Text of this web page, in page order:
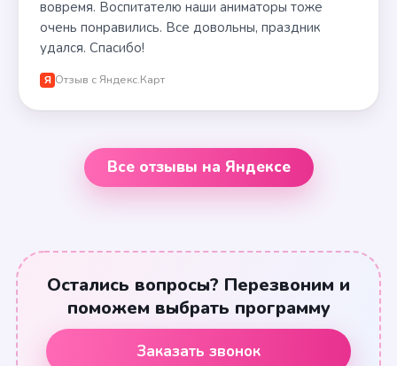
вовремя. Воспитателю наши аниматоры тоже
очень понравились. Все довольны, праздник
удался. Спасибо!
Я Отзыв с Яндекс.Карт
Все отзывы на Яндексе
Остались вопросы? Перезвоним и
поможем выбрать программу
Заказать звонок